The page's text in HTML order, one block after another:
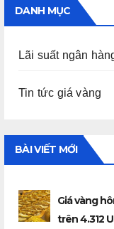
DANH MỤC
Lãi suất ngân
Tin tức giá vàng
BÀI VIẾT MỚI
Giá vàng
trên 4.312